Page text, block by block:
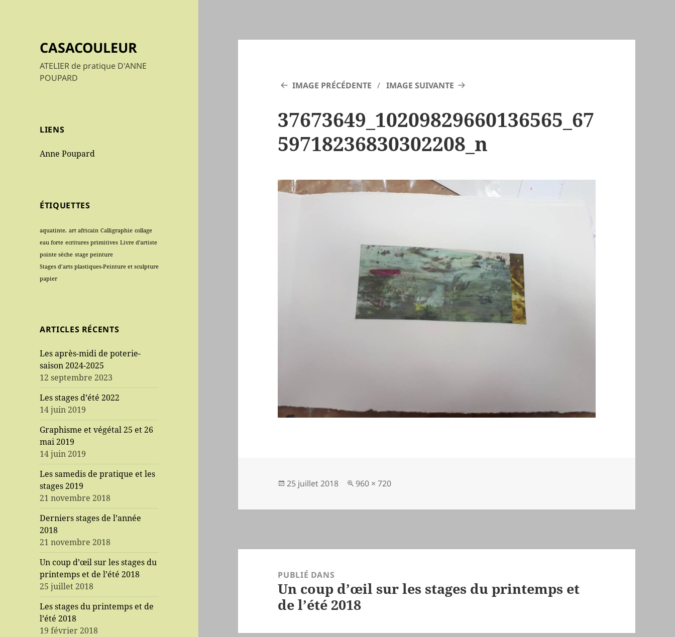
CASACOULEUR
ATELIER de pratique D'ANNE
POUPARD
LIENS
Anne Poupard
ÉTIQUETTES
aquatinte. art africain Calligraphie collage
eau forte ecritures primitives Livre d'artiste
pointe sèche stage peinture
Stages d’arts plastiques-Peinture et sculpture
papier
ARTICLES RÉCENTS
Les après-midi de poterie-
saison 2024-2025
12 septembre 2023
Les stages d’été 2022
14 juin 2019
Graphisme et végétal 25 et 26
mai 2019
14 juin 2019
Les samedis de pratique et les
stages 2019
21 novembre 2018
Derniers stages de l’année
2018
21 novembre 2018
Un coup d’œil sur les stages du
printemps et de l’été 2018
25 juillet 2018
Les stages du printemps et de
l’été 2018
19 février 2018
IMAGE PRÉCÉDENTE IMAGE SUIVANTE
37673649_10209829660136565_67
59718236830302208_n
Publié
25 juillet 2018
Taille
960 × 720
PUBLIÉ DANS
Un coup d’œil sur les stages du printemps et
de l’été 2018